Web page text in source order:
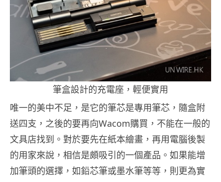
筆盒設計的充電座，輕便實用
唯一的美中不足，是它的筆芯是專用筆芯，隨盒附
送四支，之後的要再向Wacom購買，不能在一般的
文具店找到。對於要先在紙本繪畫，再用電腦後製
的用家來說，相信是頗吸引的一個產品。如果能增
加筆頭的選擇，如鉛芯筆或墨水筆等等，則更為實